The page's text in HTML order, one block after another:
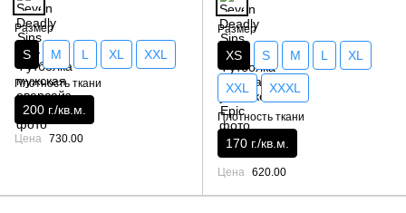
Размер
S M L XL XXL
Плотность ткани
200 г./кв.м.
Цена 730.00
Размер
XS S M L XL
XXL XXXL
Плотность ткани
170 г./кв.м.
Цена 620.00